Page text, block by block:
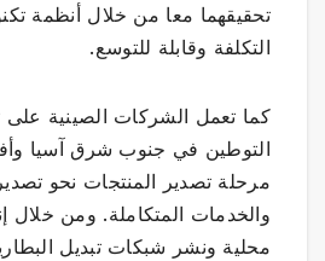
تحقيقهما معا من خلال أنظمة
التكلفة وقابلة للتوسع.
كما تعمل الشركات الصينية على
التوطين في جنوب شرق آسيا
مرحلة تصدير المنتجات نحو
والخدمات المتكاملة. ومن خلال
محلية ونشر شبكات تبديل